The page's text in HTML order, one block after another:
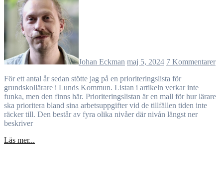
Johan Eckman maj 5, 2024 7 Kommentarer
För ett antal år sedan stötte jag på en prioriteringslista för
grundskollärare i Lunds Kommun. Listan i artikeln verkar inte
funka, men den finns här. Prioriteringslistan är en mall för hur lärare
ska prioritera bland sina arbetsuppgifter vid de tillfällen tiden inte
räcker till. Den består av fyra olika nivåer där nivån längst ner
beskriver
Läs mer...